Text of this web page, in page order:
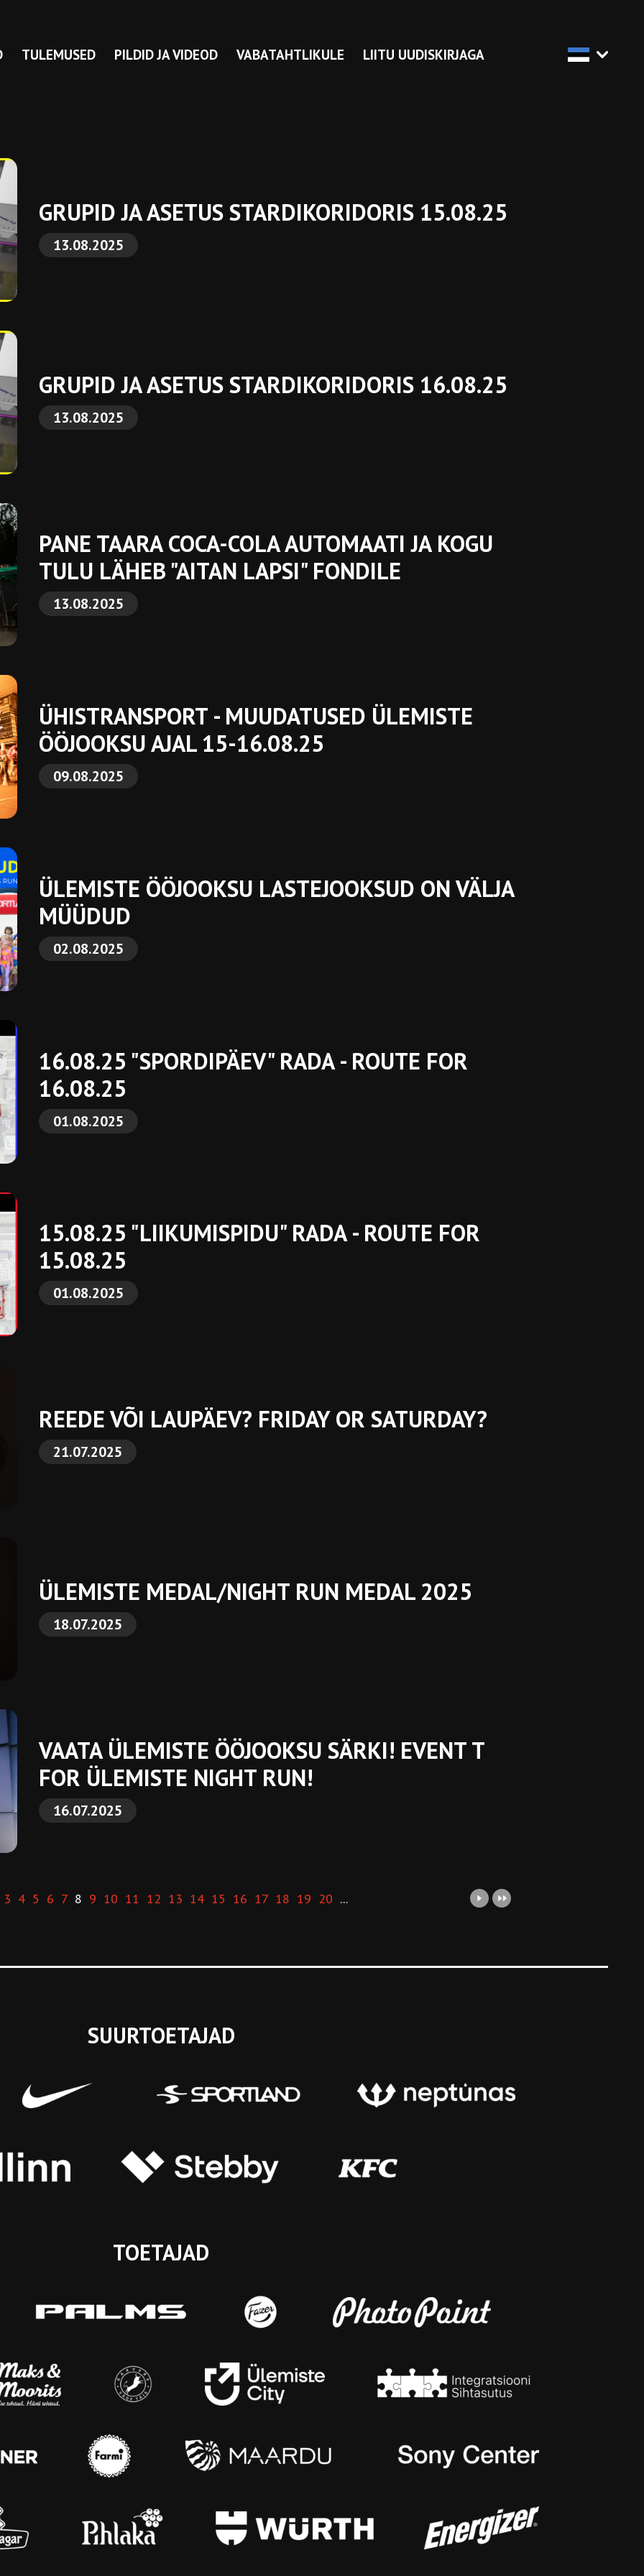
TULEMUSED PILDID JA VIDEOD VABATAHTLIKULE LIITU UUDISKIRJAGA
GRUPID JA ASETUS STARDIKORIDORIS 15.08.25
13.08.2025
GRUPID JA ASETUS STARDIKORIDORIS 16.08.25
13.08.2025
PANE TAARA COCA-COLA AUTOMAATI JA KOGU
TULU LÄHEB "AITAN LAPSI" FONDILE
13.08.2025
ÜHISTRANSPORT - MUUDATUSED ÜLEMISTE
ÖÖJOOKSU AJAL 15-16.08.25
09.08.2025
ÜLEMISTE ÖÖJOOKSU LASTEJOOKSUD ON VÄLJA
MÜÜDUD
02.08.2025
16.08.25 "SPORDIPÄEV" RADA - ROUTE FOR
16.08.25
01.08.2025
15.08.25 "LIIKUMISPIDU" RADA - ROUTE FOR
15.08.25
01.08.2025
REEDE VÕI LAUPÄEV? FRIDAY OR SATURDAY?
21.07.2025
ÜLEMISTE MEDAL/NIGHT RUN MEDAL 2025
18.07.2025
VAATA ÜLEMISTE ÖÖJOOKSU SÄRKI! EVENT T
FOR ÜLEMISTE NIGHT RUN!
16.07.2025
3 4 5 6 7 8 9 10 11 12 13 14 15 16 17 18 19 20 ...
SUURTOETAJAD
TOETAJAD